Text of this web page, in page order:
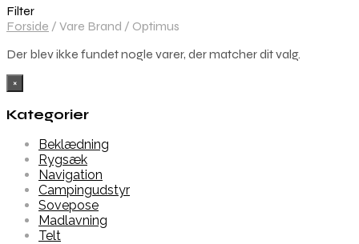
Filter
Forside / Vare Brand / Optimus
Der blev ikke fundet nogle varer, der matcher dit valg.
×
Kategorier
Beklædning
Rygsæk
Navigation
Campingudstyr
Sovepose
Madlavning
Telt